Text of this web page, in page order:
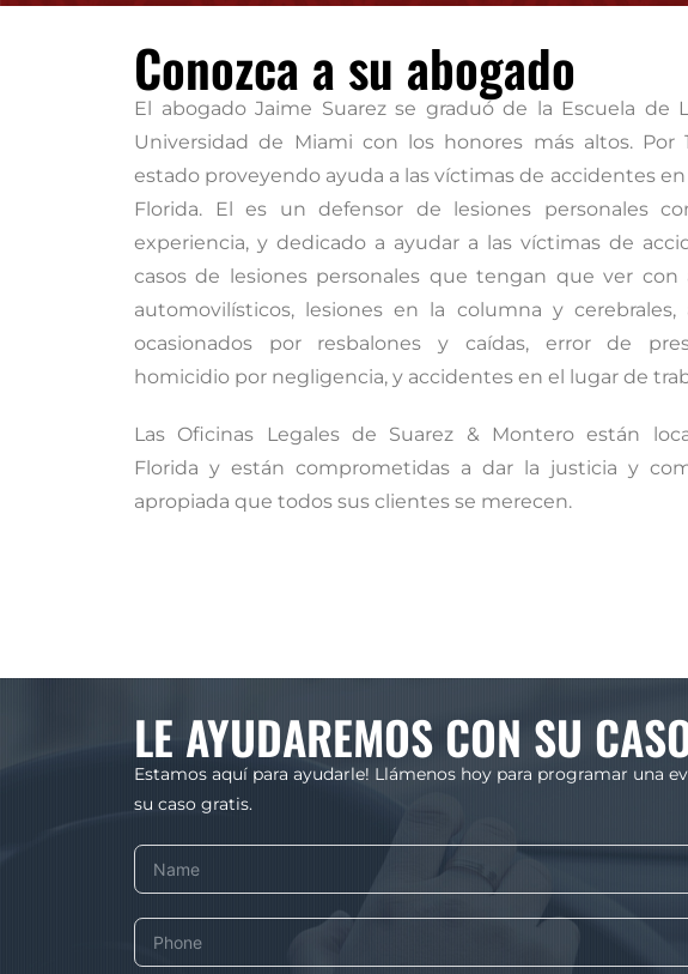
Conozca a su abogado
El abogado Jaime Suarez se graduó de la Escuela de
Universidad de Miami con los honores más altos. Por
estado proveyendo ayuda a las víctimas de accidentes en
Florida. El es un defensor de lesiones personales
experiencia, y dedicado a ayudar a las víctimas de
casos de lesiones personales que tengan que ver con
automovilísticos, lesiones en la columna y cerebrales,
ocasionados por resbalones y caídas, error de
homicidio por negligencia, y accidentes en el lugar de
Las Oficinas Legales de Suarez & Montero están
Florida y están comprometidas a dar la justicia y
apropiada que todos sus clientes se merecen.
LE AYUDAREMOS CON SU
Estamos aquí para ayudarle! Llámenos hoy para programar una
su caso gratis.